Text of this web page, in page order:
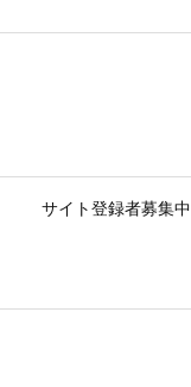
サイト登録者募集中